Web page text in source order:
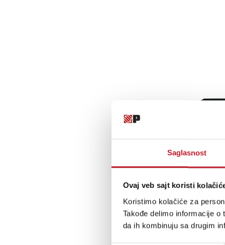
Saglasnost
Ovaj veb sajt koristi
Koristimo kolačiće za
Takođe delimo informacije
da ih kombinuju sa drugim